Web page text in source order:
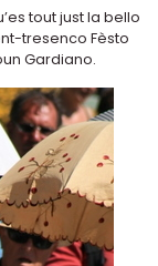
tout just la bello
tresenco Fèsto
Gardiano.